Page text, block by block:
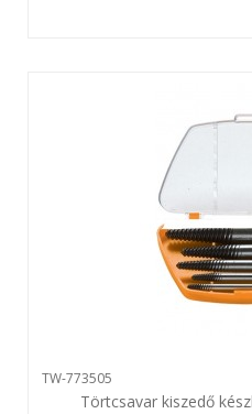
TW-773505
Törtcsavar kiszedő